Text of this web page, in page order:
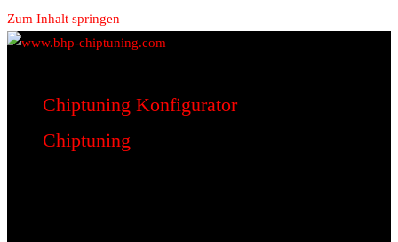
Zum Inhalt springen
www.bhp-chiptuning.com
BHP Motorsport
Chiptuning Konfigurator
Chiptuning